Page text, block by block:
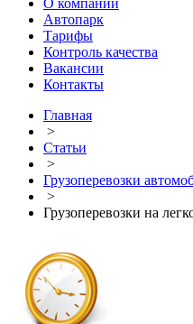
О компании
Автопарк
Тарифы
Контроль качества
Вакансии
Контакты
Главная
>
Статьи
>
Грузоперевозки
>
Грузоперевозки на